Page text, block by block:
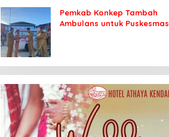
Pemkab Konkep Tambah
Ambulans untuk Puskesmas